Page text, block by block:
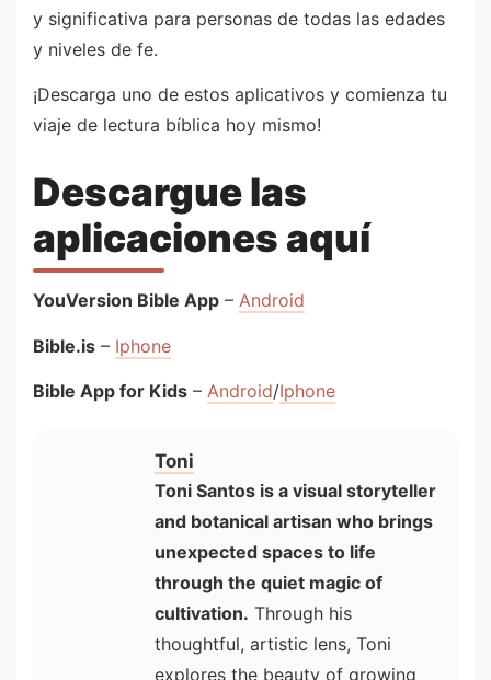
y significativa para personas de todas las edades
y niveles de fe.
¡Descarga uno de estos aplicativos y comienza tu
viaje de lectura bíblica hoy mismo!
Descargue las
aplicaciones aquí
YouVersion Bible App – Android
Bible.is – Iphone
Bible App for Kids – Android/Iphone
Toni
Toni Santos is a visual storyteller
and botanical artisan who brings
unexpected spaces to life
through the quiet magic of
cultivation. Through his
thoughtful, artistic lens, Toni
explores the beauty of growing